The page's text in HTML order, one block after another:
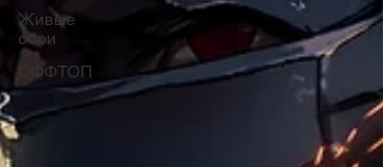
Живые
обои
ОФФТОП